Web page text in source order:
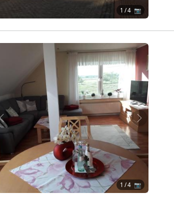
1 / 4 📷
Zurück Weiter
1 / 4 📷